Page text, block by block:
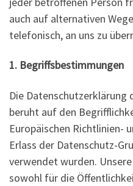
auch auf alternativen
telefonisch, an uns zu
1. Begriffsbestimmungen
Die
beruht auf den
Europäischen Richtlinien-
Erlass der Datenschutz-
verwendet wurden.
sowohl für die